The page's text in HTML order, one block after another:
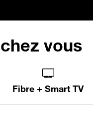
vous
Fibre + Smart TV